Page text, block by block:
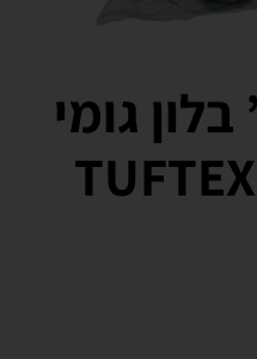
יח’ בלון גומי
11″ טופטקס TUFTEX